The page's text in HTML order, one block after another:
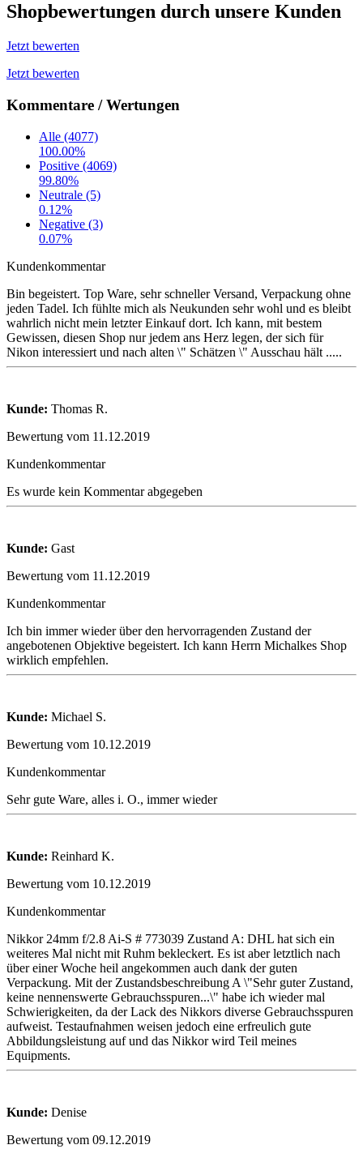
Shopbewertungen durch unsere Kunden
Jetzt bewerten
Jetzt bewerten
Kommentare / Wertungen
Alle (4077)
100.00%
Positive (4069)
99.80%
Neutrale (5)
0.12%
Negative (3)
0.07%
Kundenkommentar
Bin begeistert. Top Ware, sehr schneller Versand, Verpackung ohne
jeden Tadel. Ich fühlte mich als Neukunden sehr wohl und es bleibt
wahrlich nicht mein letzter Einkauf dort. Ich kann, mit bestem
Gewissen, diesen Shop nur jedem ans Herz legen, der sich für
Nikon interessiert und nach alten \" Schätzen \" Ausschau hält .....
Kunde: Thomas R.
Bewertung vom 11.12.2019
Kundenkommentar
Es wurde kein Kommentar abgegeben
Kunde: Gast
Bewertung vom 11.12.2019
Kundenkommentar
Ich bin immer wieder über den hervorragenden Zustand der
angebotenen Objektive begeistert. Ich kann Herrn Michalkes Shop
wirklich empfehlen.
Kunde: Michael S.
Bewertung vom 10.12.2019
Kundenkommentar
Sehr gute Ware, alles i. O., immer wieder
Kunde: Reinhard K.
Bewertung vom 10.12.2019
Kundenkommentar
Nikkor 24mm f/2.8 Ai-S # 773039 Zustand A: DHL hat sich ein
weiteres Mal nicht mit Ruhm bekleckert. Es ist aber letztlich nach
über einer Woche heil angekommen auch dank der guten
Verpackung. Mit der Zustandsbeschreibung A \"Sehr guter Zustand,
keine nennenswerte Gebrauchsspuren...\" habe ich wieder mal
Schwierigkeiten, da der Lack des Nikkors diverse Gebrauchsspuren
aufweist. Testaufnahmen weisen jedoch eine erfreulich gute
Abbildungsleistung auf und das Nikkor wird Teil meines
Equipments.
Kunde: Denise
Bewertung vom 09.12.2019